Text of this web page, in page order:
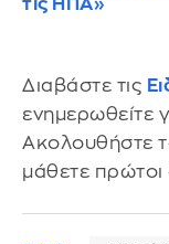
Διαβάστε τις
ενημερωθείτε
Ακολουθήστε
μάθετε πρώτοι